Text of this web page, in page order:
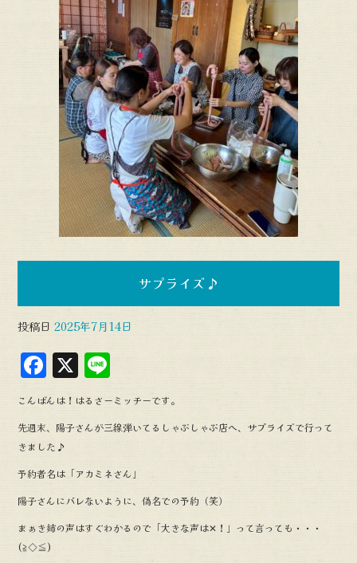
サプライズ♪
投稿日 2025年7月14日
F
a
c
e
b
o
o
k
X
in
e
こんばんは！はるさーミッチーです。
先週末、陽子さんが三線弾いてるしゃぶしゃぶ店へ、サプライズで行って
きました♪
予約者名は「アカミネさん」
陽子さんにバレないように、偽名での予約（笑）
まぁき姉の声はすぐわかるので「大きな声は✕！」って言っても・・・
(≧◇≦)